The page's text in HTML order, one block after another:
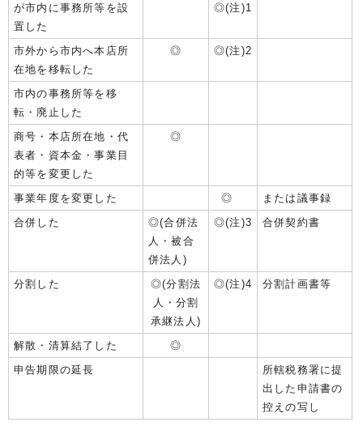
が市内に事務所等を設
置した
◎(注)1
市外から市内へ本店所
在地を移転した
◎ ◎(注)2
市内の事務所等を移
転・廃止した
商号・本店所在地・代
表者・資本金・事業目
的等を変更した
◎
事業年度を変更した ◎
または議事録
合併した
◎(合併法
人・被合
併法人)
◎(注)3 合併契約書
分割した
◎(分割法
人・分割
承継法人)
◎(注)4 分割計画書等
解散・清算結了した
◎
申告期限の延長
所轄税務署に提
出した申請書の
控えの写し